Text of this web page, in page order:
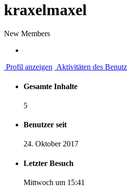
kraxelmaxel
New Members
Profil anzeigen Aktivitäten des
Gesamte Inhalte
5
Benutzer seit
24. Oktober 2017
Letzter Besuch
Mittwoch um 15:41